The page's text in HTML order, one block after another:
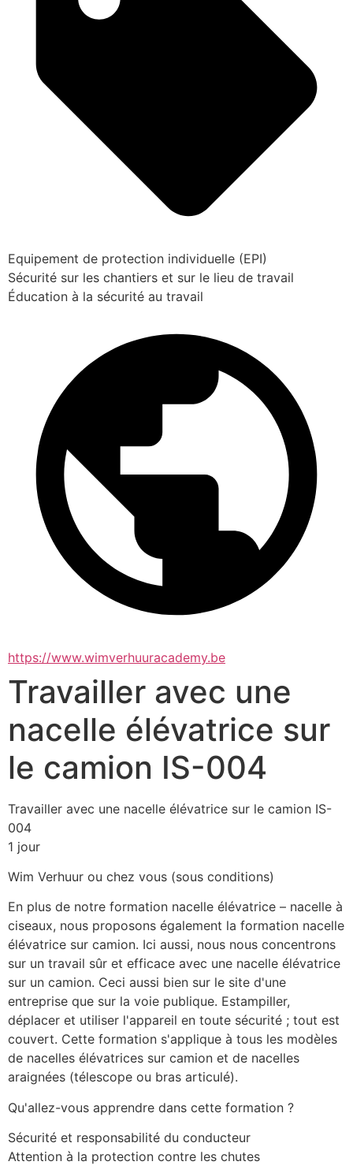
Equipement de protection individuelle (EPI)
Sécurité sur les chantiers et sur le lieu de travail
Éducation à la sécurité au travail
https://www.wimverhuuracademy.be
Travailler avec une
nacelle élévatrice sur
le camion IS-004
Travailler avec une nacelle élévatrice sur le camion IS-
004
1 jour
Wim Verhuur ou chez vous (sous conditions)
En plus de notre formation nacelle élévatrice – nacelle à
ciseaux, nous proposons également la formation nacelle
élévatrice sur camion. Ici aussi, nous nous concentrons
sur un travail sûr et efficace avec une nacelle élévatrice
sur un camion. Ceci aussi bien sur le site d'une
entreprise que sur la voie publique. Estampiller,
déplacer et utiliser l'appareil en toute sécurité ; tout est
couvert. Cette formation s'applique à tous les modèles
de nacelles élévatrices sur camion et de nacelles
araignées (télescope ou bras articulé).
Qu'allez-vous apprendre dans cette formation ?
Sécurité et responsabilité du conducteur
Attention à la protection contre les chutes